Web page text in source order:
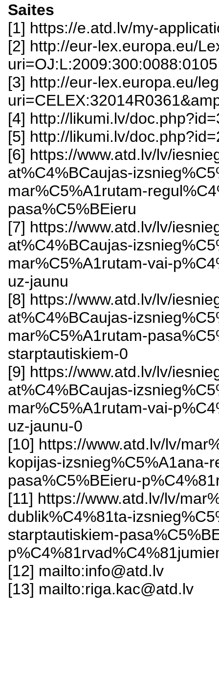
Saites
[1] https://e.atd.lv/my-
[2] http://eur-lex.europa.eu/
[3] http://eur-lex.europa.eu/
[4] http://likumi.lv/
[5] http://likumi.lv/
[6] https://www.atd.lv/lv/
at%C4%BCaujas-
mar%C5%A1rutam-
pasa%C5%BEieru
[7] https://www.atd.lv/lv/
at%C4%BCaujas-
mar%C5%A1rutam-vai-
uz-jaunu
[8] https://www.atd.lv/lv/
at%C4%BCaujas-
mar%C5%A1rutam-
starptautiskiem-0
[9] https://www.atd.lv/lv/
at%C4%BCaujas-
mar%C5%A1rutam-vai-
uz-jaunu-0
[10] https://www.atd.lv/lv/
kopijas-izsnieg%C5%A1ana-
pasa%C5%BEieru-
[11] https://www.atd.lv/lv/
dublik%C4%81ta-
starptautiskiem-
[12] mailto:info@atd.lv
[13] mailto:riga.kac@atd.lv